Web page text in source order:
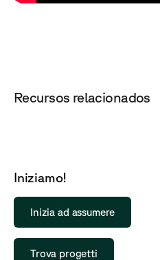
Recursos relacionados
Iniziamo!
Inizia ad assumere
Trova progetti